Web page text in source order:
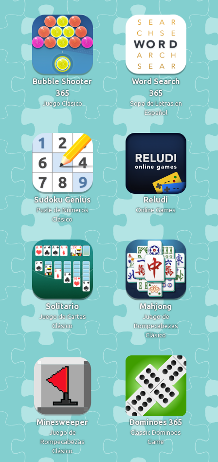
Bubble Shooter
365
Juego Clásico
Word Search
365
Sopa de Letras en
Español
Sudoku Genius
Puzle de Números
Clásico
Reludi
Online Games
Solitario
Juego de Cartas
Clásico
Mahjong
Juego de
Rompecabezas
Clásico
Minesweeper
Juego de
Rompecabezas
Clásico
Dominoes 365
Classic Dominoes
Game